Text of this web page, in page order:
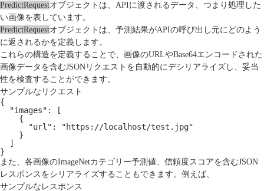
PredictRequestオブジェクトは、APIに渡されるデータ、つまり処理した
い画像を表しています。
PredictRequestオブジェクトは、予測結果がAPIの呼び出し元にどのよう
に返されるかを定義します。
これらの構造を定義することで、画像のURLやBase64エンコードされた
画像データを含むJSON リクエストを自動的にデシリアライズし、妥当
性を検査することができます。
サンプルなリクエスト
{
"images": [
{
"url": "https://localhost/test.jpg"
}
  ]
}
また、各画像のImageNetカテゴリー予測値、信頼度スコアを含むJSON
レスポンスをシリアライズすることもできます。例えば、
サンプルなレスポンス